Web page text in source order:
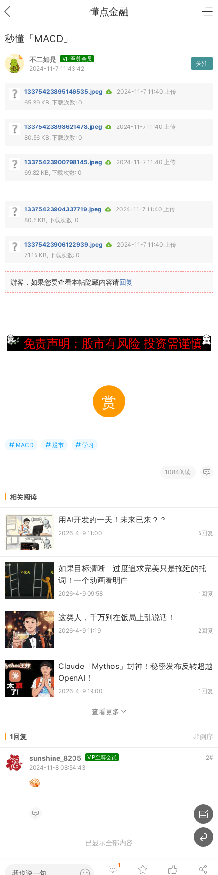
懂点金融
秒懂「MACD」
不二如是 VIP至尊会员
2024-11-7 11:43:42
关注
13375423895146535.jpeg
2024-11-7 11:40 上传
65.39 KB, 下载次数: 0
13375423898621478.jpeg
2024-11-7 11:40 上传
80.56 KB, 下载次数: 0
13375423900798145.jpeg
2024-11-7 11:40 上传
69.82 KB, 下载次数: 0
13375423904337719.jpeg
2024-11-7 11:40 上传
80.5 KB, 下载次数: 0
13375423906122939.jpeg
2024-11-7 11:40 上传
71.15 KB, 下载次数: 0
游客，如果您要查看本帖隐藏内容请回复
免责声明：股市有风险 投资需谨慎
赏
MACD 股市 学习
1084阅读
相关阅读
用AI开发的一天！未来已来？？
2026-4-9 11:00 5回复
如果目标清晰，过度追求完美只是拖延的托
词！一个动画看明白
2026-4-9 09:58 1回复
这类人，千万别在饭局上乱说话！
2026-4-9 11:19 2回复
Claude「Mythos」封神！秘密发布反转超越
OpenAI！
2026-4-9 19:00 1回复
查看更多
1回复 倒序
sunshine_8205 VIP至尊会员 2#
2024-11-8 08:54:43
已显示全部内容
我也说一句
1